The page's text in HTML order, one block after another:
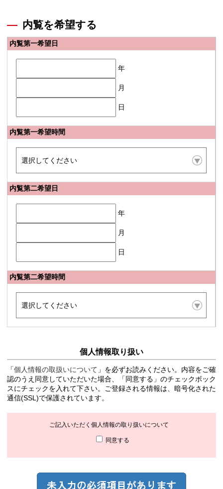
内覧を希望する
内覧第一希望日
年
月
日
内覧第一希望時間
内覧第二希望日
年
月
日
内覧第二希望時間
個人情報取り扱い
「個人情報の取扱いについて 」を必ずお読みください。内容をご確
認のうえ同意していただいた場合、「同意する」のチェックボック
スにチェックを入れて下さい。ご登録される情報は、暗号化された
通信(SSL)で保護されています。
ご記入いただく個人情報の取り扱いについて
同意する